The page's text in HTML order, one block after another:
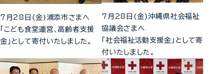
7月28日(金)浦添市さまへ
「こども食堂運営、高齢者支援
金」として寄付いたしました。
7月28日(金)沖縄県社会福祉
協議会さまへ
「社会福祉活動支援金」として寄
付いたしました。